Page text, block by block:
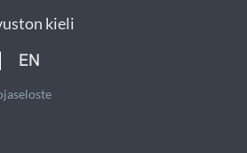
kieli
EN